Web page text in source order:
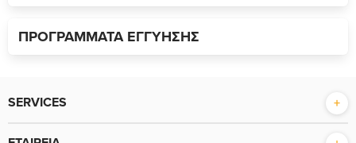
ΠΡΟΓΡΑΜΜΑΤΑ ΕΓΓΥΗΣΗΣ
SERVICES